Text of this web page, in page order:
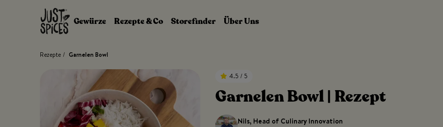
Zum Inhalt springen
Gewürze
Rezepte & Co Storefinder Über Uns
Rezepte / Garnelen Bowl
4.5 / 5
Garnelen Bowl | Rezept
Nils, Head of Culinary Innovation